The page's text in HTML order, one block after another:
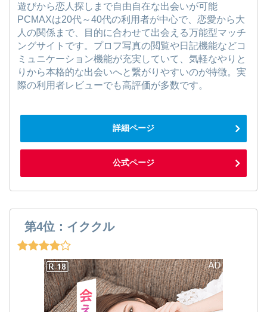
遊びから恋人探しまで自由自在な出会いが可能
PCMAXは20代～40代の利用者が中心で、恋愛から大
人の関係まで、目的に合わせて出会える万能型マッチ
ングサイトです。プロフ写真の閲覧や日記機能などコ
ミュニケーション機能が充実していて、気軽なやりと
りから本格的な出会いへと繋がりやすいのが特徴。実
際の利用者レビューでも高評価が多数です。
詳細ページ
公式ページ
第4位：イククル